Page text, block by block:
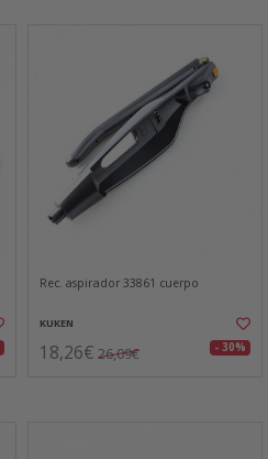
Rec. aspirador 33861 cuerpo
KUKEN
18,26€ 26,09€ - 30%